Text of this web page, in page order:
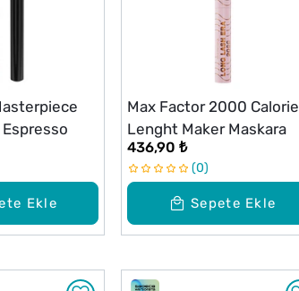
Ekle Sepete Ekle
Max Factor 2000 Calorie
Lenght Maker Maskara
436,90 ₺
0